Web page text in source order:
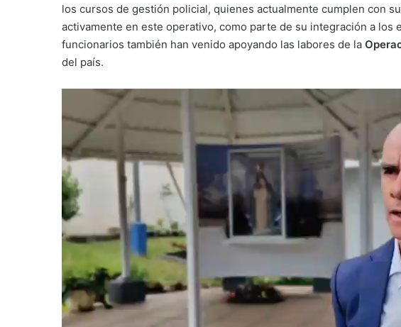
los cursos de gestión policial, quienes actualmente cumplen con
activamente en este operativo, como parte de su integración a los
funcionarios también han venido apoyando las labores de la
del país.